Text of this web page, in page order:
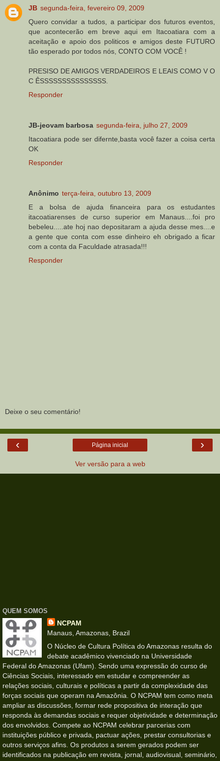
JB segunda-feira, fevereiro 09, 2009
Quero convidar a tudos, a participar dos futuros eventos,
que acontecerão em breve aqui em Itacoatiara com a
aceitação e apoio dos politicos e amigos deste FUTURO
tão esperado por todos nós, CONTO COM VOCÊ !
PRESISO DE AMIGOS VERDADEIROS E LEAIS COMO V O
C ÊSSSSSSSSSSSSSSS.
Responder
JB-jeovam barbosa segunda-feira, julho 27, 2009
Itacoatiara pode ser difernte,basta você fazer a coisa certa
OK
Responder
Anônimo terça-feira, outubro 13, 2009
E a bolsa de ajuda financeira para os estudantes
itacoatiarenses de curso superior em Manaus....foi pro
bebeleu.....ate hoj nao depositaram a ajuda desse mes....e
a gente que conta com esse dinheiro eh obrigado a ficar
com a conta da Faculdade atrasada!!!
Responder
Deixe o seu comentário!
‹ ›
Página inicial
Ver versão para a web
QUEM SOMOS
NCPAM
Manaus, Amazonas, Brazil
O Núcleo de Cultura Política do Amazonas resulta do
debate acadêmico vivenciado na Universidade
Federal do Amazonas (Ufam). Sendo uma expressão do curso de
Ciências Sociais, interessado em estudar e compreender as
relações sociais, culturais e políticas a partir da complexidade das
forças sociais que operam na Amazônia. O NCPAM tem como meta
ampliar as discussões, formar rede propositiva de interação que
responda às demandas sociais e requer objetividade e determinação
dos envolvidos. Compete ao NCPAM celebrar parcerias com
instituições público e privada, pactuar ações, prestar consultorias e
outros serviços afins. Os produtos a serem gerados podem ser
identificados na publicação em revista, jornal, audiovisual, seminário,